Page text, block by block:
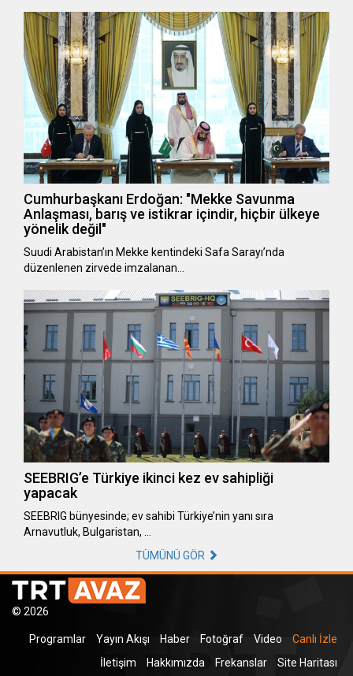
Cumhurbaşkanı Erdoğan: "Mekke Savunma
Anlaşması, barış ve istikrar içindir, hiçbir ülkeye
yönelik değil"
Suudi Arabistan’ın Mekke kentindeki Safa Sarayı’nda
düzenlenen zirvede imzalanan…
SEEBRIG’e Türkiye ikinci kez ev sahipliği
yapacak
SEEBRIG bünyesinde; ev sahibi Türkiye’nin yanı sıra
Arnavutluk, Bulgaristan, …
TÜMÜNÜ GÖR
© 2026
Programlar Yayın Akışı Haber Fotoğraf Video
Canlı İzle
İletişim
Hakkımızda Frekanslar Site Haritası